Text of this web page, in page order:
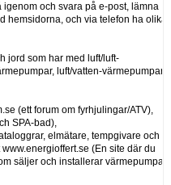
igenom och svara på e-post, lämna
hemsidorna, och via telefon ha olika
jord som har med luft/luft-
luft/vatten-värmepumpar
(ett forum om fyrhjulingar/ATV),
SPA-bad),
elmätare, tempgivare och
(En site där du
säljer och installerar värmepumpar